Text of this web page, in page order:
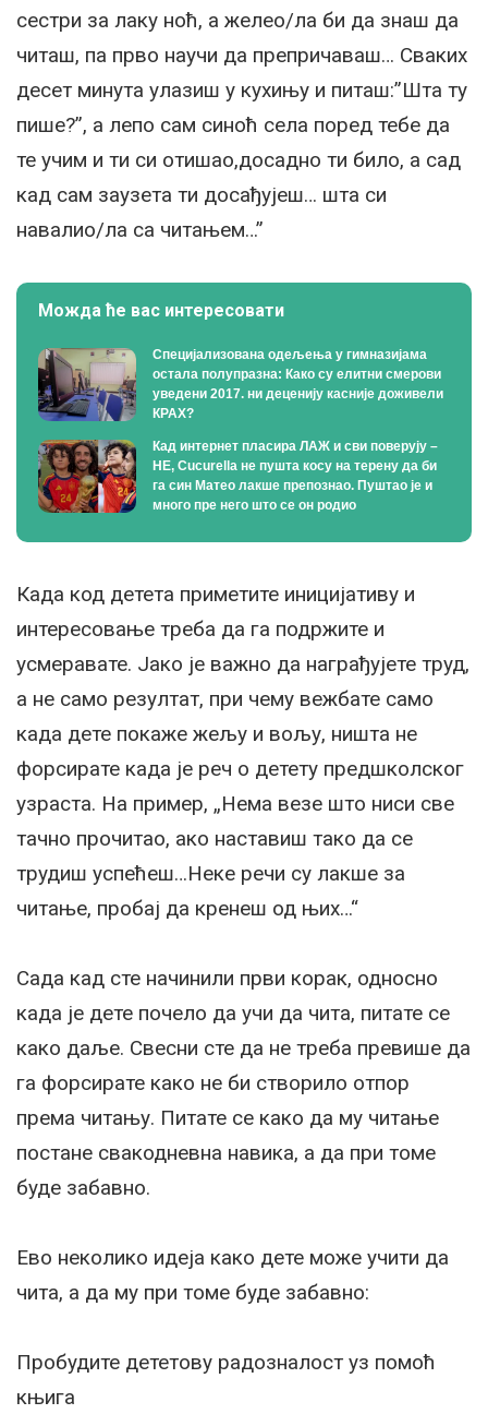
сестри за лаку ноћ, а желео/ла би да знаш да
читаш, па прво научи да препричаваш… Сваких
десет минута улазиш у кухињу и питаш:”Шта ту
пише?”, а лепо сам синоћ села поред тебе да
те учим и ти си отишао,досадно ти било, а сад
кад сам заузета ти досађујеш… шта си
навалио/ла са читањем…”
Можда ће вас интересовати
Специјализована одељења у гимназијама
остала полупразна: Како су елитни смерови
уведени 2017. ни деценију касније доживели
КРАХ?
Кад интернет пласира ЛАЖ и сви поверују –
НЕ, Cucurella не пушта косу на терену да би
га син Матео лакше препознао. Пуштао је и
много пре него што се он родио
Када код детета приметите иницијативу и
интересовање треба да га подржите и
усмеравате. Јако је важно да награђујете труд,
а не само резултат, при чему вежбате само
када дете покаже жељу и вољу, ништа не
форсирате када је реч о детету предшколског
узраста. На пример, „Нема везе што ниси све
тачно прочитао, ако наставиш тако да се
трудиш успећеш…Неке речи су лакше за
читање, пробај да кренеш од њих…“
Сада кад сте начинили први корак, односно
када је дете почело да учи да чита, питате се
како даље. Свесни сте да не треба превише да
га форсирате како не би створило отпор
према читању. Питате се како да му читање
постане свакодневна навика, а да при томе
буде забавно.
Ево неколико идеја како дете може учити да
чита, а да му при томе буде забавно:
Пробудите дететову радозналост уз помоћ
књига